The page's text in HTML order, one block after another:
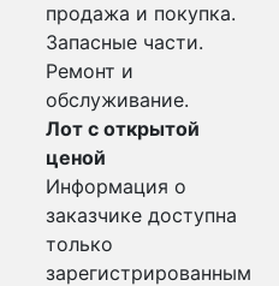
продажа и покупка.
Запасные части.
Ремонт и
обслуживание.
Лот с открытой
ценой
Информация о
заказчике доступна
только
зарегистрированным